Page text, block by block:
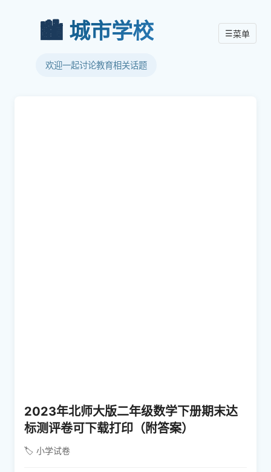
🏙️ 城市学校
欢迎一起讨论教育相关话题
☰菜单
2023年北师大版二年级数学下册期末达
标测评卷可下载打印（附答案）
🏷️ 小学试卷